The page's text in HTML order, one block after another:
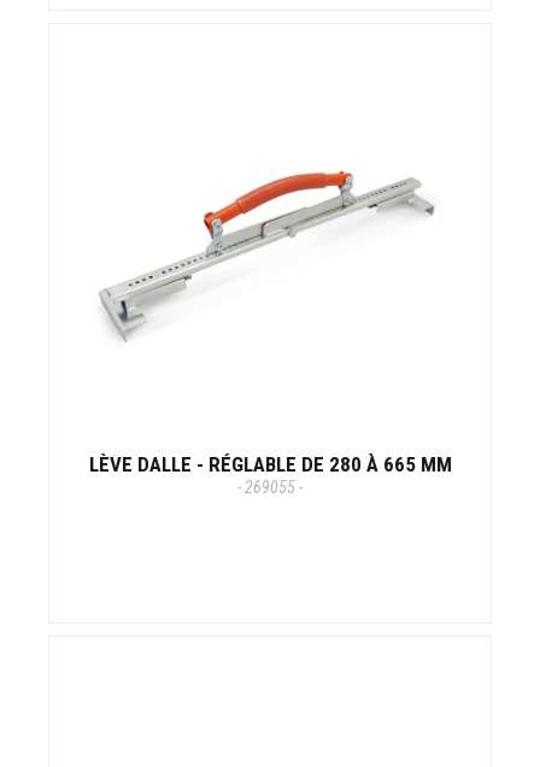
LÈVE DALLE - RÉGLABLE DE 280 À 665 MM
- 269055 -